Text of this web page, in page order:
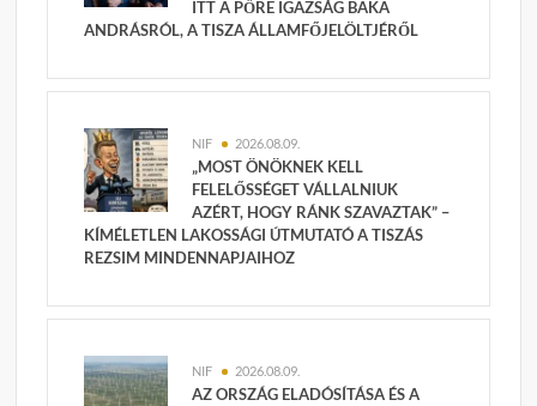
ITT A PŐRE IGAZSÁG BAKA
ANDRÁSRÓL, A TISZA ÁLLAMFŐJELÖLTJÉRŐL
NIF 2026.08.09.
„MOST ÖNÖKNEK KELL
FELELŐSSÉGET VÁLLALNIUK
AZÉRT, HOGY RÁNK SZAVAZTAK” –
KÍMÉLETLEN LAKOSSÁGI ÚTMUTATÓ A TISZÁS
REZSIM MINDENNAPJAIHOZ
NIF 2026.08.09.
AZ ORSZÁG ELADÓSÍTÁSA ÉS A